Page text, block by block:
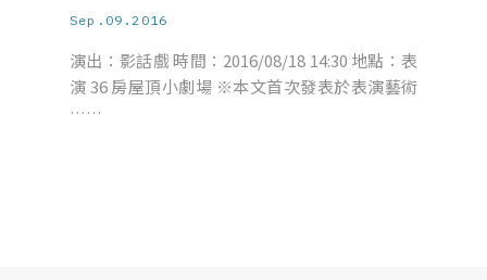
Sep.09.2016
演出：影話戲 時間：2016/08/18 14:30 地點：表
演 36 房屋頂小劇場 ※本文首次發表於表演藝術
……